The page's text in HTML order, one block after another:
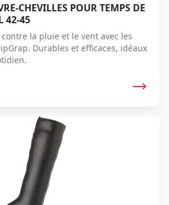
CHEVILLES POUR TEMPS DE
42-45
la pluie et le vent avec les
Durables et efficaces, idéaux